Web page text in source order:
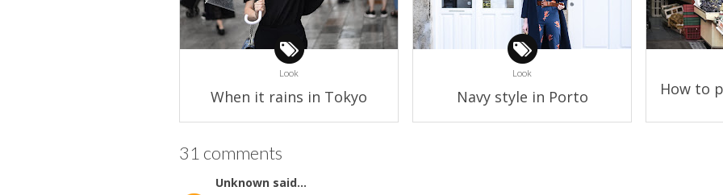
Look
When it rains in Tokyo
Look
Navy style in Porto
How to
31 comments
Unknown said...